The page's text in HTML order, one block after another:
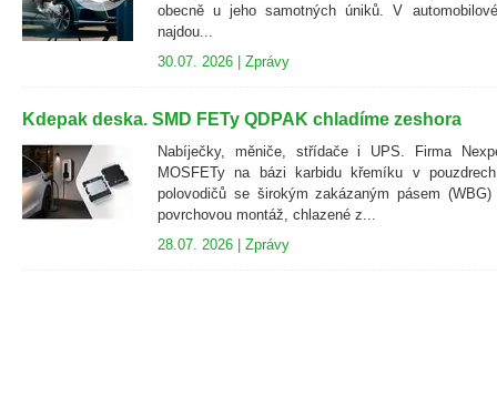
obecně u jeho samotných úniků. V
najdou...
30.07. 2026 | Zprávy
Kdepak deska. SMD FETy QDPAK chladíme zeshora
Nabíječky, měniče, střídače i UPS. Firma
MOSFETy na bázi karbidu křemíku v
polovodičů se širokým zakázaným pásem
povrchovou montáž, chlazené z...
28.07. 2026 | Zprávy